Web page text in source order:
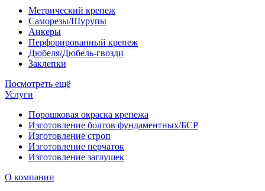
Метрический крепеж
Саморезы/Шурупы
Анкеры
Перфорированный крепеж
Дюбеля/Дюбель-гвозди
Заклепки
Посмотреть ещё
Услуги
Порошковая окраска крепежа
Изготовление болтов фундаментных/БСР
Изготовление строп
Изготовление перчаток
Изготовление заглушек
О компании